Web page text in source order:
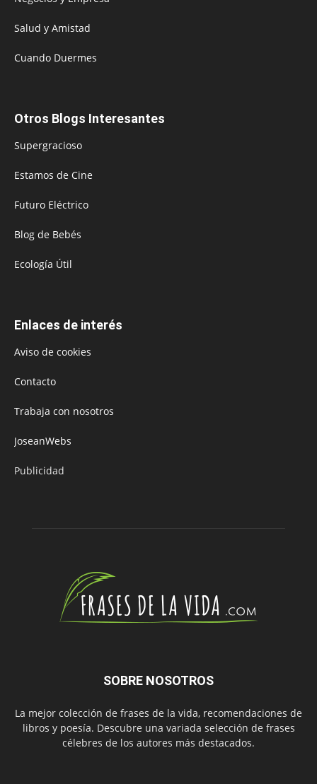
Salud y Amistad
Cuando Duermes
Otros Blogs Interesantes
Supergracioso
Estamos de Cine
Futuro Eléctrico
Blog de Bebés
Ecología Útil
Enlaces de interés
Aviso de cookies
Contacto
Trabaja con nosotros
JoseanWebs
Publicidad
SOBRE NOSOTROS
La mejor colección de frases de la vida, recomendaciones de
libros y poesía. Descubre una variada selección de frases
célebres de los autores más destacados.